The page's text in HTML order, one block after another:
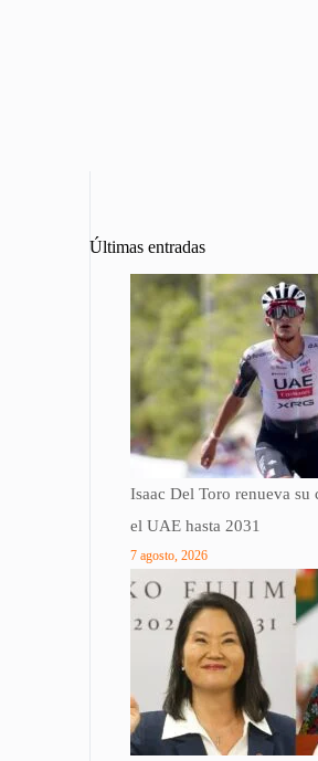
Últimas entradas
Isaac Del Toro renueva su
el UAE hasta 2031
7 agosto, 2026